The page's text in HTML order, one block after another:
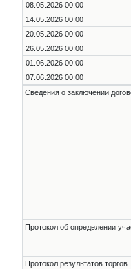
08.05.2026 00:00
14.05.2026 00:00
20.05.2026 00:00
26.05.2026 00:00
01.06.2026 00:00
07.06.2026 00:00
Сведения о заключении
Протокол об определении
Протокол результатов торгов